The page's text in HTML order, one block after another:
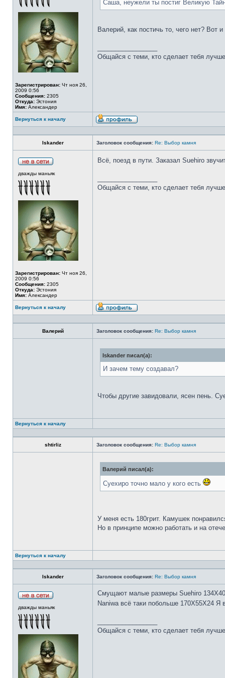
Зарегистрирован: Чт ноя 26,
2009 0:56
Сообщения: 2305
Откуда: Эстония
Имя: Александер
Саша, неужели ты постиг Великую
Валерий, как постичь то, чего нет? Вот
Общайся с теми, кто сделает тебя
Вернуться к началу
Iskander Заголовок сообщения: Re: Выбор камня
дважды маньяк
Зарегистрирован: Чт ноя 26,
2009 0:56
Сообщения: 2305
Откуда: Эстония
Имя: Александер
Всё, поезд в пути. Заказал Suehiro
Общайся с теми, кто сделает тебя
Вернуться к началу
Валерий Заголовок сообщения: Re: Выбор камня
Iskander писал(а):
И зачем тему создавал?
Чтобы другие завидовали, ясен пень.
Вернуться к началу
shtirliz Заголовок сообщения: Re: Выбор камня
Валерий писал(а):
Суехиро точно мало у кого есть
У меня есть 180грит. Камушек
Но в принципе можно работать и на
Вернуться к началу
Iskander Заголовок сообщения: Re: Выбор камня
дважды маньяк
Смущают малые размеры Suehiro
Naniwa всё таки побольше 170Х55Х24 Я
Общайся с теми, кто сделает тебя